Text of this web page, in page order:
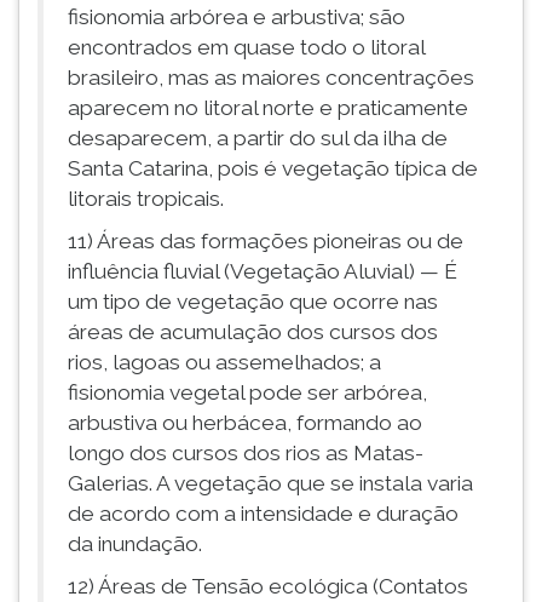
fisionomia arbórea e arbustiva; são
encontrados em quase todo o litoral
brasileiro, mas as maiores concentrações
aparecem no litoral norte e praticamente
desaparecem, a partir do sul da ilha de
Santa Catarina, pois é vegetação típica de
litorais tropicais.
11) Áreas das formações pioneiras ou de
influência fluvial (Vegetação Aluvial) — É
um tipo de vegetação que ocorre nas
áreas de acumulação dos cursos dos
rios, lagoas ou assemelhados; a
fisionomia vegetal pode ser arbórea,
arbustiva ou herbácea, formando ao
longo dos cursos dos rios as Matas-
Galerias. A vegetação que se instala varia
de acordo com a intensidade e duração
da inundação.
12) Áreas de Tensão ecológica (Contatos